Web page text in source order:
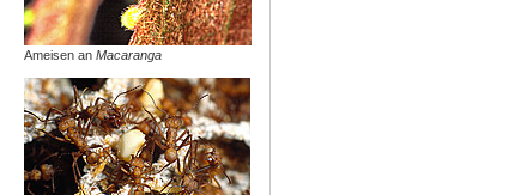
Ameisen anMacaranga